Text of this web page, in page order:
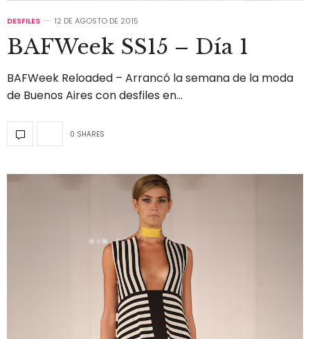
DESFILES 12 DE AGOSTO DE 2015
BAFWeek SS15 – Día 1
BAFWeek Reloaded – Arrancó la semana de la moda
de Buenos Aires con desfiles en…
0 SHARES